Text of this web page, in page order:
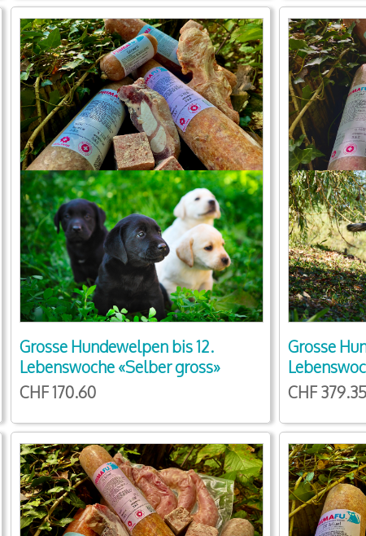
Grosse Hundewelpen bis 12.
Lebenswoche «Selber gross»
CHF 170.60
Grosse
CHF 379.35